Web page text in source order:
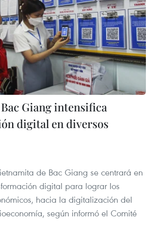
Giang intensifica
digital en diversos
de Bac Giang se centrará en
digital para lograr los
hacia la digitalización del
según informó el Comité